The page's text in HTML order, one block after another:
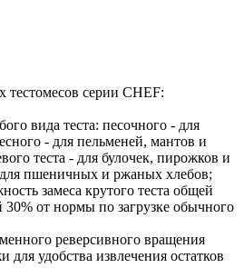
тестомесов серии CHEF:
вида теста: песочного - для
- для пельменей, мантов и
теста - для булочек, пирожков и
пшеничных и ржаных хлебов;
замеса крутого теста общей
от нормы по загрузке обычного
реверсивного вращения
для удобства извлечения остатков